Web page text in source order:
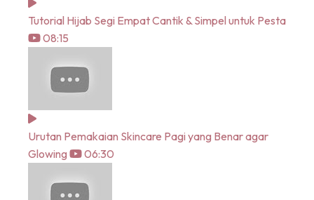
Tutorial Hijab Segi Empat Cantik & Simpel untuk Pesta
08:15
Urutan Pemakaian Skincare Pagi yang Benar agar
Glowing
06:30